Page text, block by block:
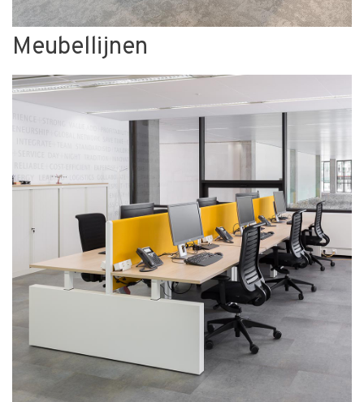
Meubellijnen